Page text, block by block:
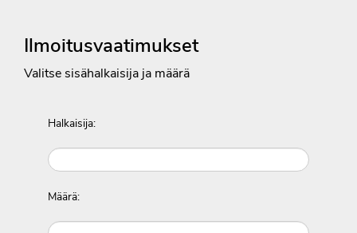
Ilmoitusvaatimukset
Valitse sisähalkaisija ja määrä
Halkaisija:
Määrä: